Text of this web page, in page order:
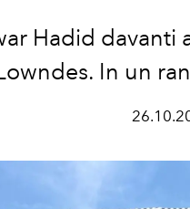
Hadid davanti
In un